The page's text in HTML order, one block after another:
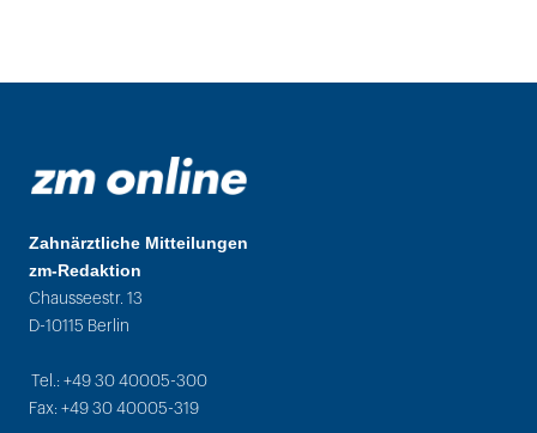
Zahnärztliche Mitteilungen
zm-Redaktion
Chausseestr. 13
D-10115 Berlin
Tel.: +49 30 40005-300
Fax: +49 30 40005-319